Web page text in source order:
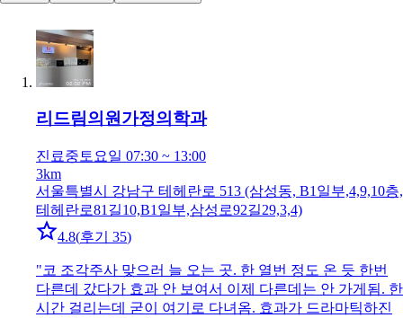
리드림의원가정의학과
진료중 토요일 07:30 ~ 13:00
3km
서울특별시 강남구 테헤란로 513 (삼성동, B1일부,4,9,10층,
테헤란로81길10,B1일부,삼성로92길29,3,4)
4.8(후기 35)
"코 조각주사 맞으러 늘 오는 곳. 한 열번 정도 온 듯 한번
다른데 갔다가 효과 안 보여서 이제 다른데는 안 가게됨. 한
시간 걸리는데 굳이 여기로 다녀옴. 효과가 드라마틱하진